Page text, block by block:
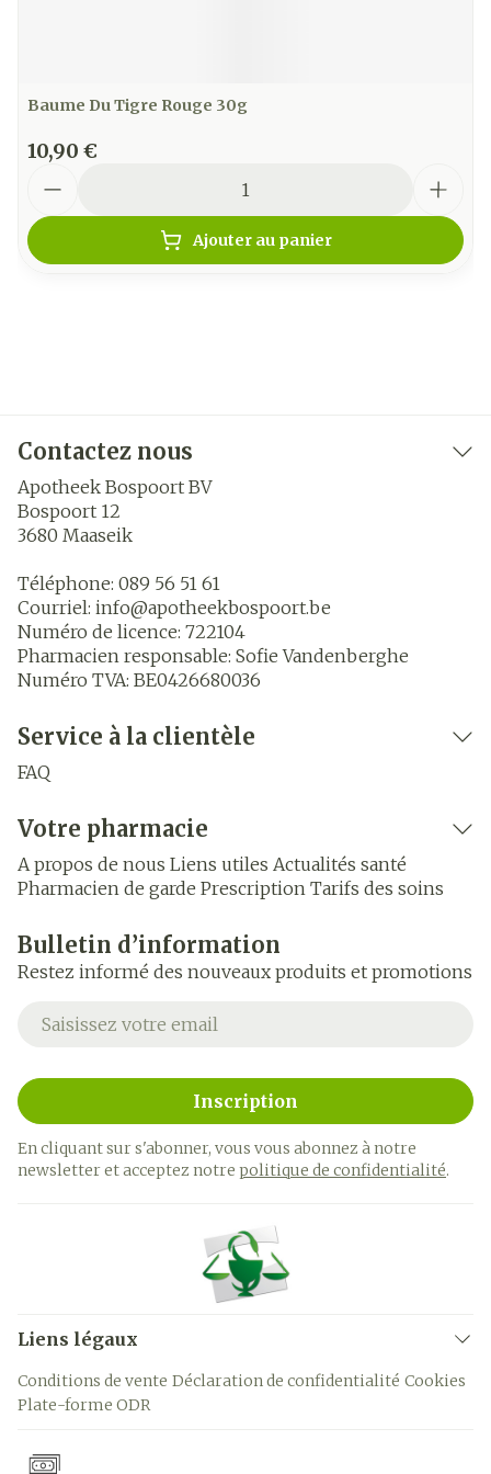
Baume Du Tigre Rouge 30g
10,90 €
Ajouter au panier
Contactez nous
Apotheek Bospoort BV
Bospoort 12
3680 Maaseik
Téléphone: 089 56 51 61
Courriel: info@apotheekbospoort.be
Numéro de licence: 722104
Pharmacien responsable: Sofie Vandenberghe
Numéro TVA: BE0426680036
Service à la clientèle
FAQ
Votre pharmacie
A propos de nous Liens utiles Actualités santé
Pharmacien de garde Prescription Tarifs des soins
Bulletin d’information
Restez informé des nouveaux produits et promotions
Adresse mail
Inscription
En cliquant sur s'abonner, vous vous abonnez à notre
newsletter et acceptez notre politique de confidentialité.
Liens légaux
Conditions de vente Déclaration de confidentialité Cookies
Plate-forme ODR